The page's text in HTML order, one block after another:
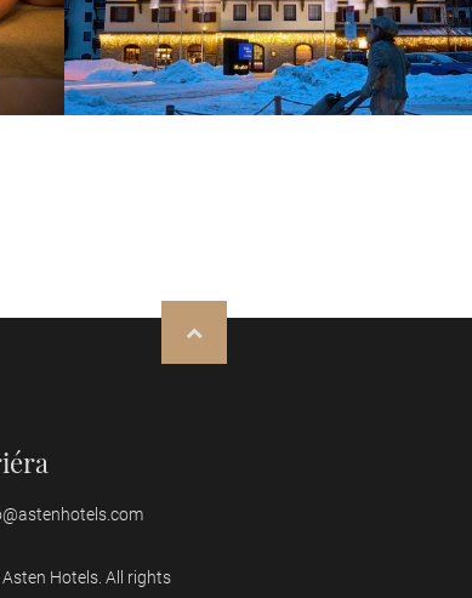
Hotels. All rights